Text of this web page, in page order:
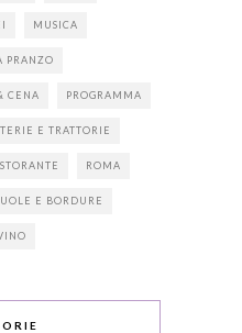
MUSICA
PRANZO
CENA PROGRAMMA
E TRATTORIE
ROMA
E BORDURE